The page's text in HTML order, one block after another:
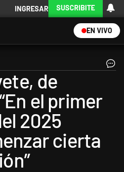
INGRESAR SUSCRIBITE
EN VIVO
de
el primer
2025
cierta